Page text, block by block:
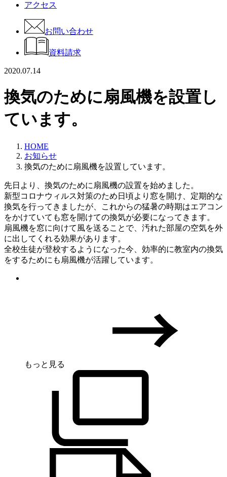
アクセス
お問い合わせ
資料請求
2020.07.14
換気のために扇風機を設置し
ています。
HOME
お知らせ
換気のために扇風機を設置しています。
先日より、換気のために扇風機の設置を始めました。
新型コロナウィルス対策のため日頃より窓を開け、定期的な
換気を行ってきましたが、これからの猛暑の時期はエアコン
をかけていても窓を開けての換気が必要になってきます。
扇風機を窓に向けて風を送ることで、汚れた部屋の空気を外
に出してくれる効果があります。
全校生徒が登校するようになった今、効率的に教室内の換気
をするためにも扇風機が活躍しています。
もっと見る